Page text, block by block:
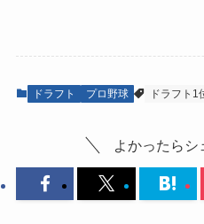
ドラフト プロ野球 ドラフト1
よかったらシ